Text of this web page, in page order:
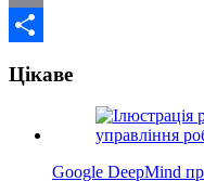
Email
Цікаве
Google DeepMind